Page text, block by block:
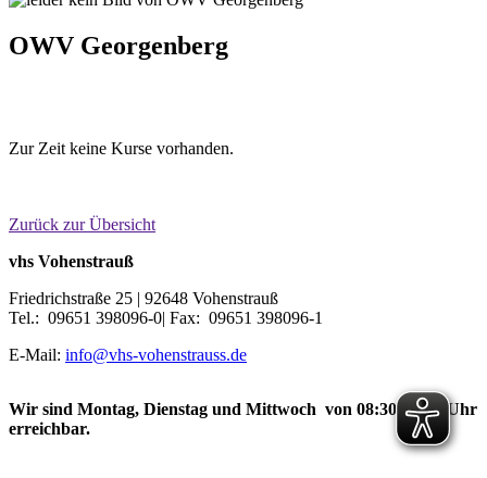
OWV Georgenberg
Zur Zeit keine Kurse vorhanden.
Zurück zur Übersicht
vhs Vohenstrauß
Friedrichstraße 25 | 92648 Vohenstrauß
Tel.: 09651 398096-0| Fax: 09651 398096-1
E-Mail: info@vhs-vohenstrauss.de
Wir sind Montag, Dienstag und Mittwoch von 08:30-12:30 Uhr
erreichbar.